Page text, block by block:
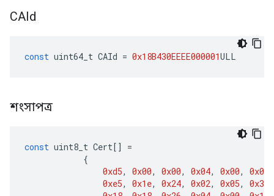
CAId
const uint64_t CAId = 0x18B430EEEE000001ULL
শংসাপত্র
const uint8_t Cert[]
=
{
0xd5, 0x00, 0x00, 0x04, 0x00, 0x01
0xe5, 0x1e, 0x24, 0x02, 0x05, 0x37